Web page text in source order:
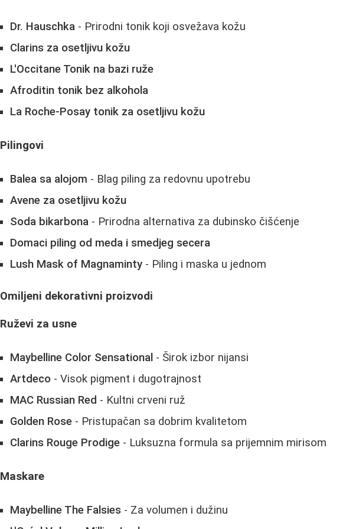
Dr. Hauschka - Prirodni tonik koji osvežava kožu
Clarins za osetljivu kožu
L'Occitane Tonik na bazi ruže
Afroditin tonik bez alkohola
La Roche-Posay tonik za osetljivu kožu
Pilingovi
Balea sa alojom - Blag piling za redovnu upotrebu
Avene za osetljivu kožu
Soda bikarbona - Prirodna alternativa za dubinsko čišćenje
Domaci piling od meda i smedjeg secera
Lush Mask of Magnaminty - Piling i maska u jednom
Omiljeni dekorativni proizvodi
Ruževi za usne
Maybelline Color Sensational - Širok izbor nijansi
Artdeco - Visok pigment i dugotrajnost
MAC Russian Red - Kultni crveni ruž
Golden Rose - Pristupačan sa dobrim kvalitetom
Clarins Rouge Prodige - Luksuzna formula sa prijemnim mirisom
Maskare
Maybelline The Falsies - Za volumen i dužinu